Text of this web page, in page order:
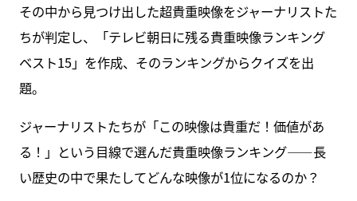
その中から見つけ出した超貴重映像をジャーナリストた
ちが判定し、「テレビ朝日に残る貴重映像ランキング
ベスト15」を作成、そのランキングからクイズを出
題。
ジャーナリストたちが「この映像は貴重だ！価値があ
る！」という目線で選んだ貴重映像ランキング――長
い歴史の中で果たしてどんな映像が1位になるのか？